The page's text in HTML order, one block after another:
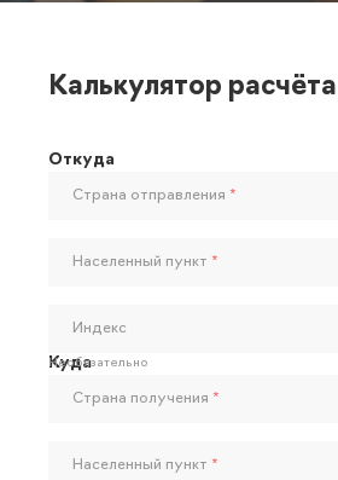
Калькулятор
Откуда
Страна отправления *
Населенный пункт *
Индекс
Необязательно
Куда
Страна получения *
Населенный пункт *